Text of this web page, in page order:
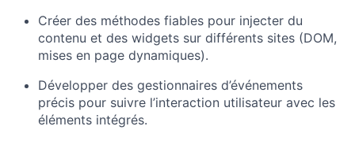
Créer des méthodes fiables pour injecter du
contenu et des widgets sur différents sites (DOM,
mises en page dynamiques).
Développer des gestionnaires d’événements
précis pour suivre l’interaction utilisateur avec les
éléments intégrés.